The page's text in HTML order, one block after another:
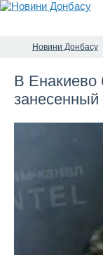
Новини Донбасу
В Енакиево
занесенный